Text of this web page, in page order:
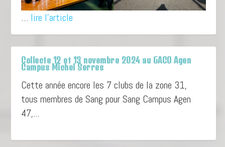
… lire l'article
Collecte 12 et 13 novembre 2024 au GACO Agen
Campus Michel Serres
Cette année encore les 7 clubs de la zone 31,
tous membres de Sang pour Sang Campus Agen
47,...